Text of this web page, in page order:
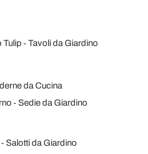
Tulip Tavoli da Giardino
da Cucina
Sedie da Giardino
Salotti da Giardino